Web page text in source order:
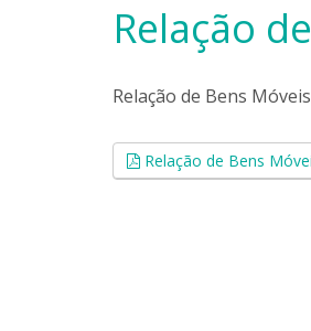
Relação
Relação de Bens
Relação de Bens